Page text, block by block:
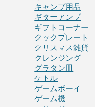
キャンプ用品
ギターアンプ
ギフトコーナー
クックプレート
クリスマス雑貨
クレンジング
グラタン皿
ケトル
ゲームボーイ
ゲーム機